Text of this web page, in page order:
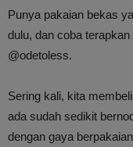
Punya pakaian bekas
dulu, dan coba
@odetoless.
Sering kali, kita
ada sudah sedikit
dengan gaya